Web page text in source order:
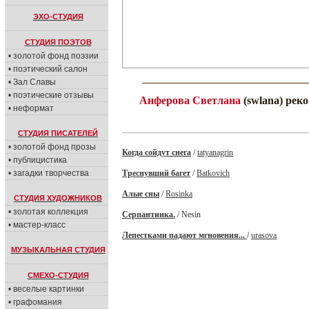
ЭХО-СТУДИЯ
СТУДИЯ ПОЭТОВ
• золотой фонд поэзии
• поэтический салон
• Зал Славы
• поэтические отзывы
• неформат
СТУДИЯ ПИСАТЕЛЕЙ
• золотой фонд прозы
• публицистика
• загадки творчества
СТУДИЯ ХУДОЖНИКОВ
• золотая коллекция
• мастер-класс
МУЗЫКАЛЬНАЯ СТУДИЯ
СМЕХО-СТУДИЯ
• веселые картинки
• графомания
Анферова Светлана (swlana)
Когда сойдут снега /tatyanagrin
Треснувший багет /Batkovich
Алые сны /Rosinka
Серпантинка. / Nesin
Лепестками падают мгновения... /urasova